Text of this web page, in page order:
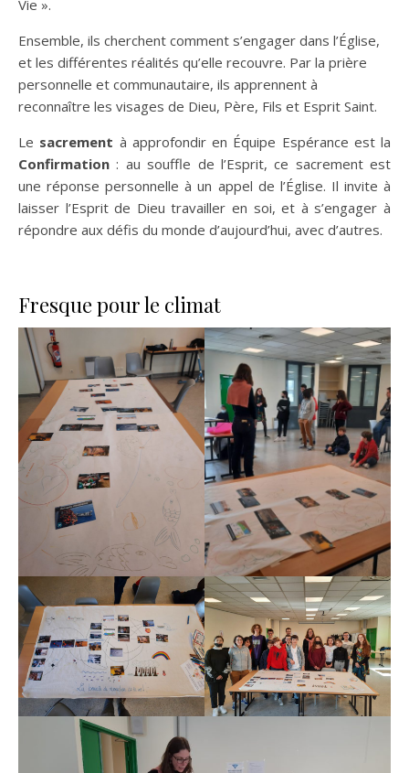
Vie ».
Ensemble, ils cherchent comment s’engager dans l’Église,
et les différentes réalités qu’elle recouvre. Par la prière
personnelle et communautaire, ils apprennent à
reconnaître les visages de Dieu, Père, Fils et Esprit Saint.
Le sacrement à approfondir en Équipe Espérance est la
Confirmation: au souffle de l’Esprit, ce sacrement est
une réponse personnelle à un appel de l’Église. Il invite à
laisser l’Esprit de Dieu travailler en soi, et à s’engager à
répondre aux défis du monde d’aujourd’hui, avec d’autres.
Fresque pour le climat